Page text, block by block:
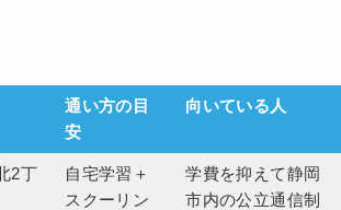
通い方の目
安
向いている人
2丁
自宅学習＋
スクーリン
学費を抑えて静岡
市内の公立通信制